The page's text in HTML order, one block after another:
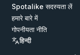
Spotalike सदस्यता लें
हमारे बारे में
गोपनीयता नीति
हिन्दी